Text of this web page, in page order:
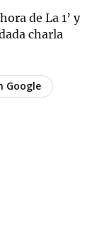
de La 1’ y
charla
Google